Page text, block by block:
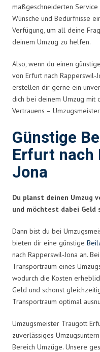
maßgeschneiderten
Wünsche und Bedürfnisse
Verfügung, um all deine
deinem Umzug zu helfen.
Also, wenn du einen
von Erfurt nach Rapperswil-
erstellen dir gerne ein
dich bei deinem Umzug mit
Vertrauens –
Günstige
Erfurt nach
Jona
Du planst deinen Umzug
und möchtest dabei Geld
Dann bist du bei
bieten dir eine günstige
nach Rapperswil-Jona an.
Transportraum eines
wodurch die Kosten
Geld und schonst
Transportraum optimal
Umzugsmeister Traugott
zuverlässiges
Bereich Umzüge. Unsere